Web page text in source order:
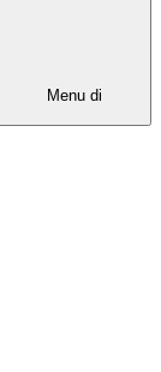
Menu di